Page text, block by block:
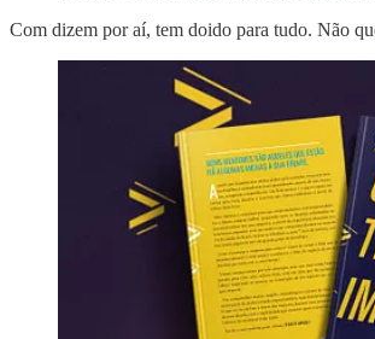
Com dizem por aí, tem doido para tudo. Não